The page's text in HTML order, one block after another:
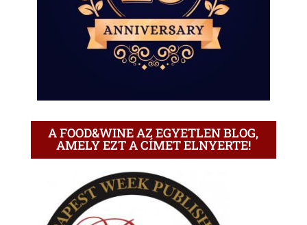
A FOOD&WINE AZ EGYETLEN BLOG,
AMELY EZT A CÍMET ELNYERTE!